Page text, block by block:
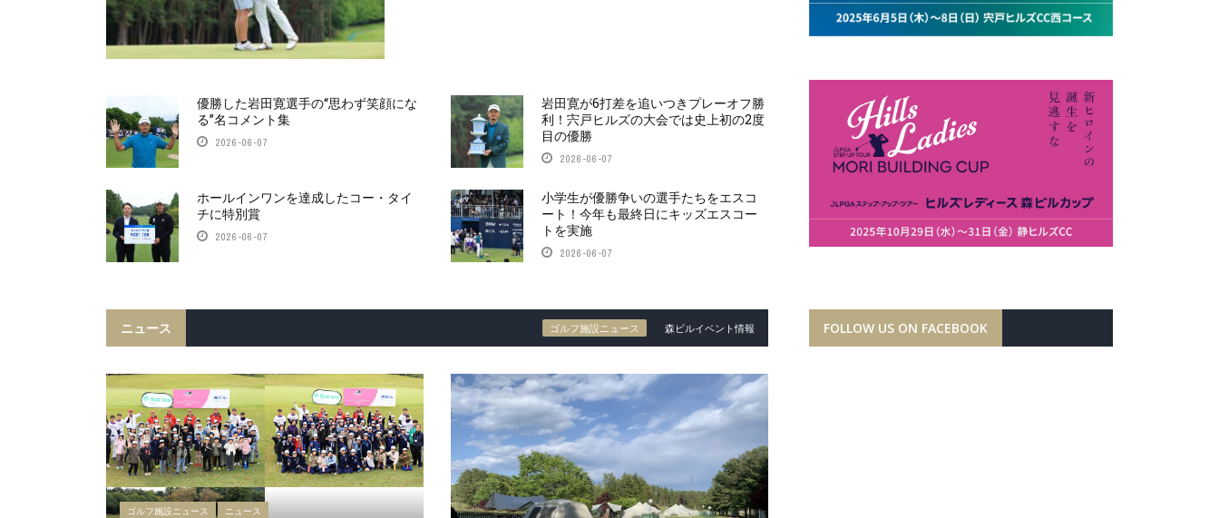
優勝した岩田寛選手の“思わず笑顔にな
る”名コメント集
2026-06-07
岩田寛が6打差を追いつきプレーオフ勝
利！宍戸ヒルズの大会では史上初の2度
目の優勝
2026-06-07
ホールインワンを達成したコー・タイ
チに特別賞
2026-06-07
小学生が優勝争いの選手たちをエスコ
ート！今年も最終日にキッズエスコー
トを実施
2026-06-07
ニュース ゴルフ施設ニュース 森ビルイベント情報
ゴルフ施設ニュース ニュース
FOLLOW US ON FACEBOOK